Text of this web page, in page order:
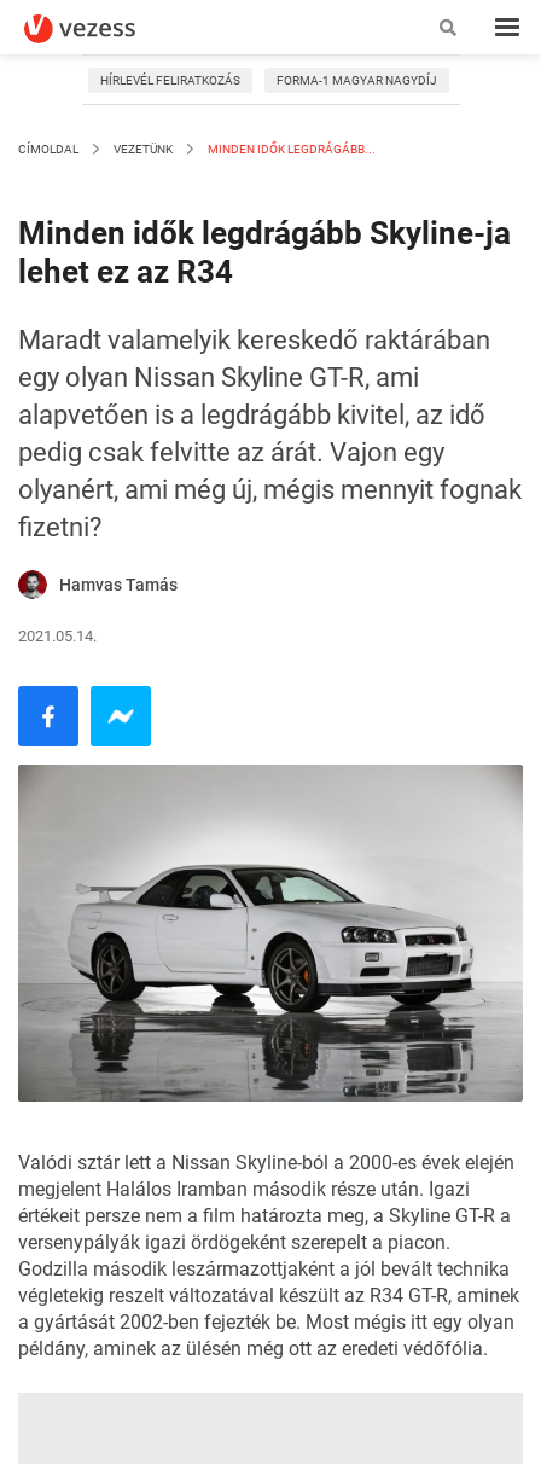
HÍRLEVÉL FELIRATKOZÁS FORMA-1 MAGYAR NAGYDÍJ
CÍMOLDAL VEZETÜNK MINDEN IDŐK LEGDRÁGÁBB...
Minden idők legdrágább Skyline-ja
lehet ez az R34
Maradt valamelyik kereskedő raktárában
egy olyan Nissan Skyline GT-R, ami
alapvetően is a legdrágább kivitel, az idő
pedig csak felvitte az árát. Vajon egy
olyanért, ami még új, mégis mennyit fognak
fizetni?
Hamvas Tamás
2021.05.14.
Valódi sztár lett a Nissan Skyline-ból a 2000-es évek elején
megjelent Halálos Iramban második része után. Igazi
értékeit persze nem a film határozta meg, a Skyline GT-R a
versenypályák igazi ördögeként szerepelt a piacon.
Godzilla második leszármazottjaként a jól bevált technika
végletekig reszelt változatával készült az R34 GT-R, aminek
a gyártását 2002-ben fejezték be. Most mégis itt egy olyan
példány, aminek az ülésén még ott az eredeti védőfólia.